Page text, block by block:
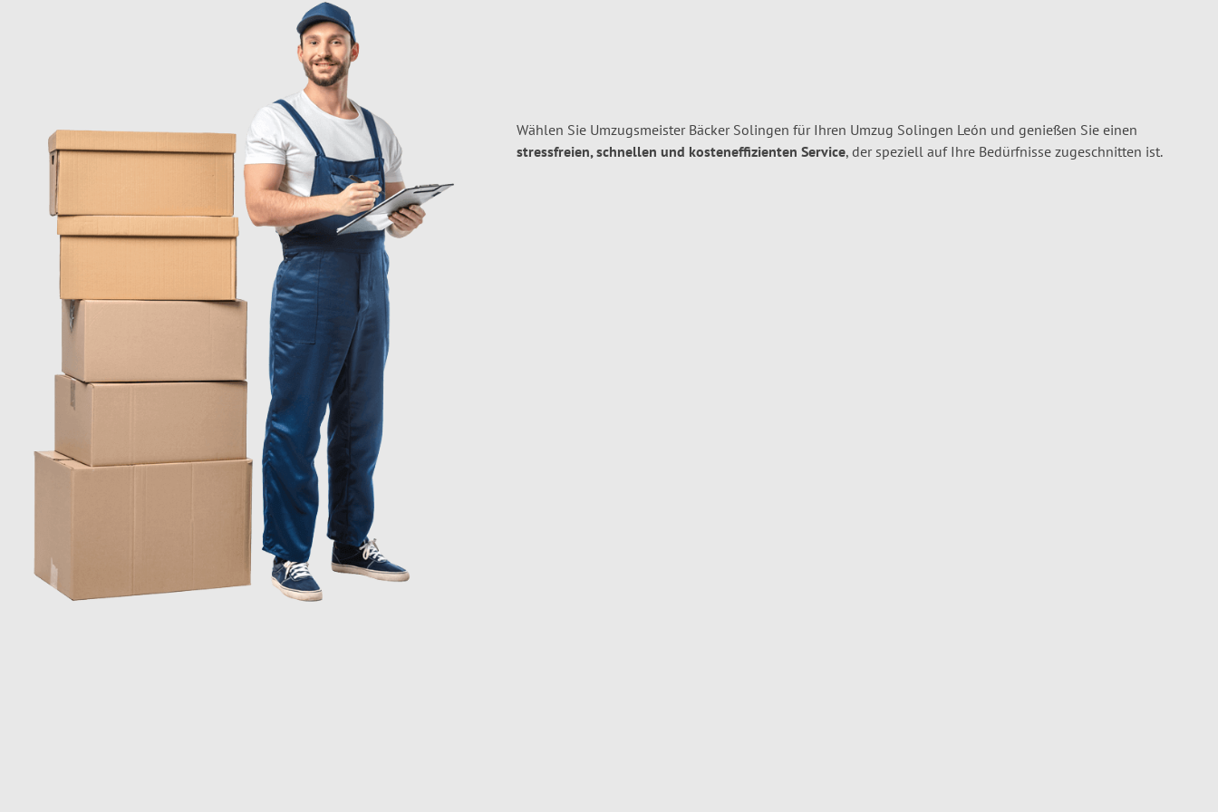
Wählen Sie Umzugsmeister Bäcker Solingen für Ihren Umzug Solingen León und genießen Sie einen
stressfreien, schnellen und kosteneffizienten Service, der speziell auf Ihre Bedürfnisse zugeschnitten ist.